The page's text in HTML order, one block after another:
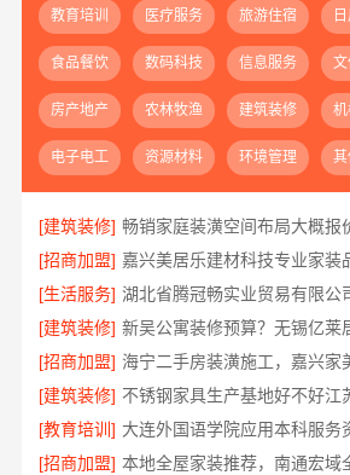
教育培训 医疗服务 旅游住宿
食品餐饮 数码科技 信息服务
房产地产 农林牧渔 建筑装修
电子电工 资源材料 环境管理
[建筑装修]
[招商加盟] 嘉兴美居乐建材科技专业家装
[生活服务] 湖北省腾冠畅实业贸易有限公
[建筑装修]
[招商加盟]
[建筑装修]
[教育培训] 大连外国语学院应用本科服务
[招商加盟]